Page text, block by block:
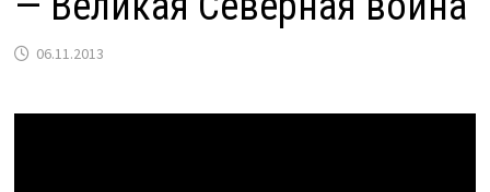
06.11.2013